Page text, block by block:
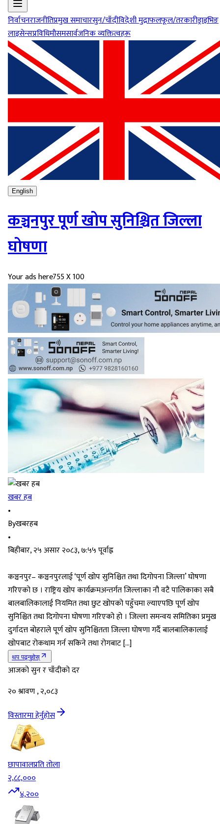
निर्वाचनराजनीतिप्रमुख समाचारसुन/चाँदीविदेशी मुद्राफलफूल/तरकारीड्राइभिङ
लाइसेन्सप्रविधिमौसमसार्वजनिक व्यक्तित्वहरू
English
कञ्चनपुर पूर्ण खोप सुनिश्चित जिल्ला
घोषणा
Your ads here755 X 100
खबर हब
•
Byखबरहब
•
बिहीबार, २५ असार २०८३, ७:५५ पूर्वाह्न
कञ्चनपुर– कञ्चनपुरलाई ‘पूर्ण खोप सुनिश्चित तथा दिगोपना जिल्ला’ घोषणा
गरिएको छ । राष्ट्रिय खोप कार्यक्रमअन्तर्गत जिल्लाका नौ वटै पालिकाका सबै
बालबालिकालाई नियमित तथा छुट खोपको पहुँचमा ल्याएपछि पूर्ण खोप
सुनिश्चित तथा दिगोपना घोषणा गरिएको हो । जिल्ला समन्वय समितिका प्रमुख
दुर्गादत्त बोहराले पूर्ण खोप सुनिश्चितता जिल्ला घोषणा गर्दै बालबालिकालाई
खोपबाट रोकथाम गर्न सकिने तथा रोगबाट […]
थप पढ्नुहोस्
आजको सुन र चाँदीको दर
२० श्रावण , २,०८३
विस्तारमा हेर्नुहोस
छापावालप्रति तोला
२,८८,०००
४,२००